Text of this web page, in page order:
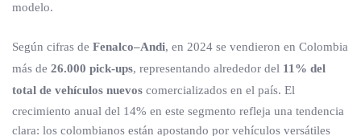
modelo.
Según cifras de Fenalco–Andi, en 2024 se vendieron en Colombia
más de 26.000 pick-ups, representando alrededor del 11% del
total de vehículos nuevos comercializados en el país. El
crecimiento anual del 14% en este segmento refleja una tendencia
clara: los colombianos están apostando por vehículos versátiles